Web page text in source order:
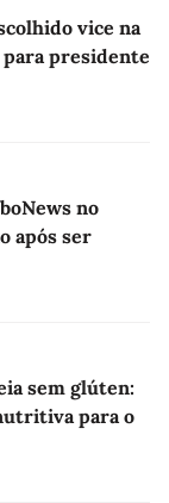
vice na
para presidente
no
após ser
sem glúten:
para o